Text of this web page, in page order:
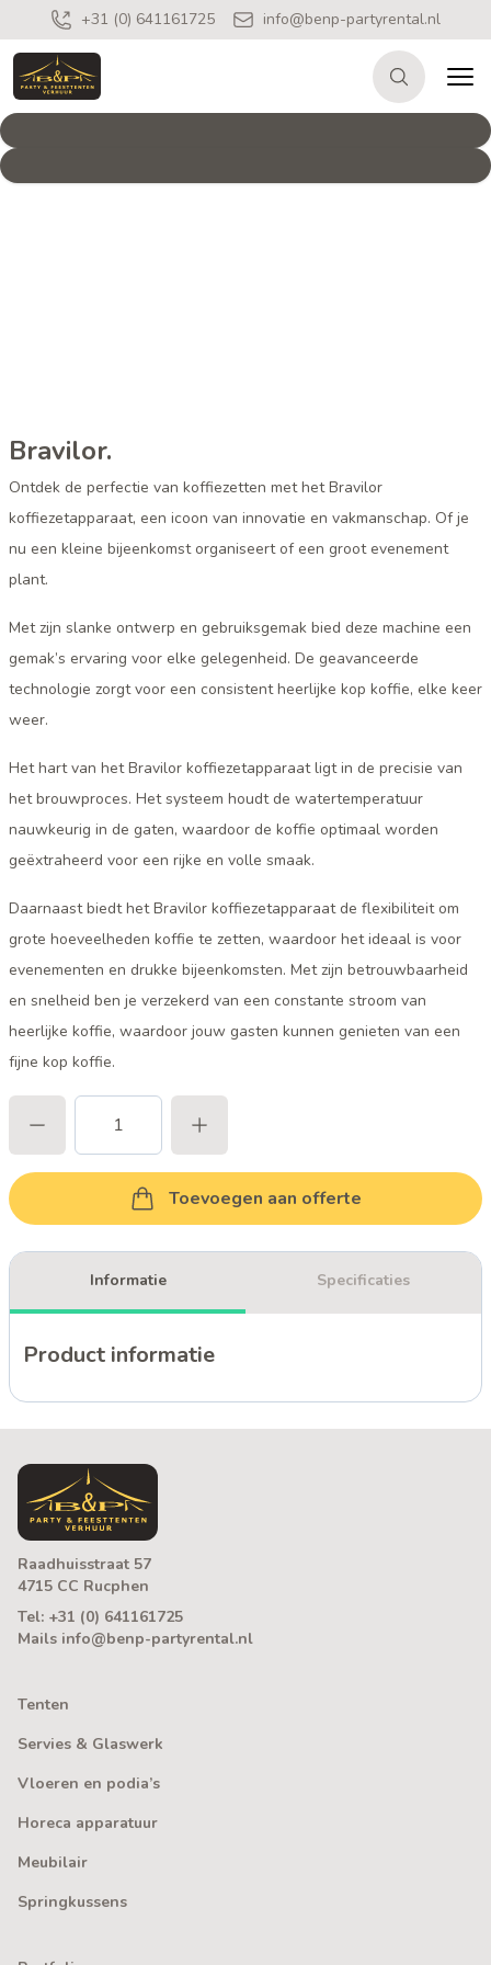
+31 (0) 641161725 info@benp-partyrental.nl
Bravilor.
Ontdek de perfectie van koffiezetten met het Bravilor
koffiezetapparaat, een icoon van innovatie en vakmanschap. Of je
nu een kleine bijeenkomst organiseert of een groot evenement
plant.
Met zijn slanke ontwerp en gebruiksgemak bied deze machine een
gemak’s ervaring voor elke gelegenheid. De geavanceerde
technologie zorgt voor een consistent heerlijke kop koffie, elke keer
weer.
Het hart van het Bravilor koffiezetapparaat ligt in de precisie van
het brouwproces. Het systeem houdt de watertemperatuur
nauwkeurig in de gaten, waardoor de koffie optimaal worden
geëxtraheerd voor een rijke en volle smaak.
Daarnaast biedt het Bravilor koffiezetapparaat de flexibiliteit om
grote hoeveelheden koffie te zetten, waardoor het ideaal is voor
evenementen en drukke bijeenkomsten. Met zijn betrouwbaarheid
en snelheid ben je verzekerd van een constante stroom van
heerlijke koffie, waardoor jouw gasten kunnen genieten van een
fijne kop koffie.
Toevoegen aan offerte
Informatie Specificaties
Product informatie
Raadhuisstraat 57
4715 CC Rucphen
Tel: +31 (0) 641161725
Mails info@benp-partyrental.nl
Tenten
Servies & Glaswerk
Vloeren en podia’s
Horeca apparatuur
Meubilair
Springkussens